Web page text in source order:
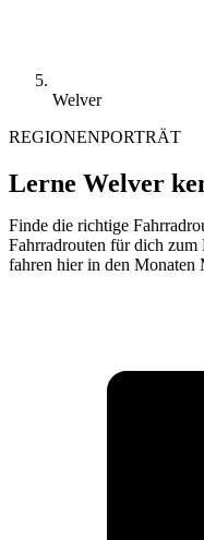
Welver
REGIONENPORTRÄT
Lerne Welver
Finde die richtige
Fahrradrouten für dich zum
fahren hier in den Monaten